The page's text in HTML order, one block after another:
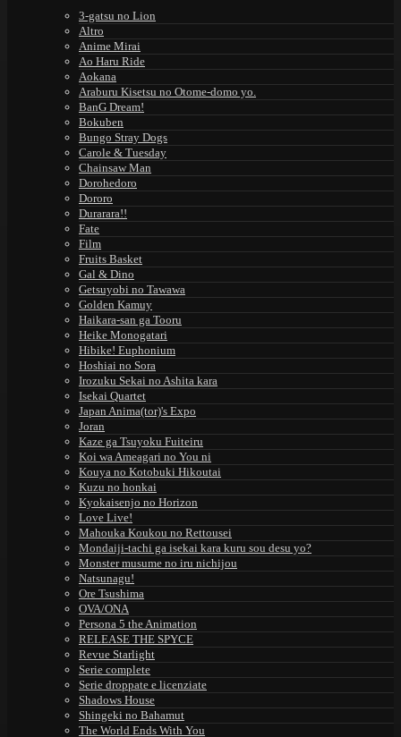
3-gatsu no Lion
Altro
Anime Mirai
Ao Haru Ride
Aokana
Araburu Kisetsu no Otome-domo yo.
BanG Dream!
Bokuben
Bungo Stray Dogs
Carole & Tuesday
Chainsaw Man
Dorohedoro
Dororo
Durarara!!
Fate
Film
Fruits Basket
Gal & Dino
Getsuyobi no Tawawa
Golden Kamuy
Haikara-san ga Tooru
Heike Monogatari
Hibike! Euphonium
Hoshiai no Sora
Irozuku Sekai no Ashita kara
Isekai Quartet
Japan Anima(tor)'s Expo
Joran
Kaze ga Tsuyoku Fuiteiru
Koi wa Ameagari no You ni
Kouya no Kotobuki Hikoutai
Kuzu no honkai
Kyokaisenjo no Horizon
Love Live!
Mahouka Koukou no Rettousei
Mondaiji-tachi ga isekai kara kuru sou desu yo?
Monster musume no iru nichijou
Natsunagu!
Ore Tsushima
OVA/ONA
Persona 5 the Animation
RELEASE THE SPYCE
Revue Starlight
Serie complete
Serie droppate e licenziate
Shadows House
Shingeki no Bahamut
The World Ends With You